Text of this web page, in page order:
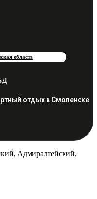
область
отдых в Смоленске
Адмиралтейский,